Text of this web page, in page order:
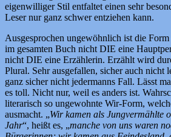
eigenwilliger Stil entfaltet einen sehr
Leser nur ganz schwer entziehen kann.
Ausgesprochen ungewöhnlich ist die
im gesamten Buch nicht DIE eine
nicht DIE eine Erzählerin. Erzählt wird
Plural. Sehr ausgefallen, sicher auch nicht
ganz sicher nicht jedermanns Fall. Lässt
es toll. Nicht nur, weil es anders ist.
literarisch so ungewohnte Wir-Form,
ausmacht. „Wir kamen als Jungvermählte
Jahr“, heißt es, „manche von uns waren